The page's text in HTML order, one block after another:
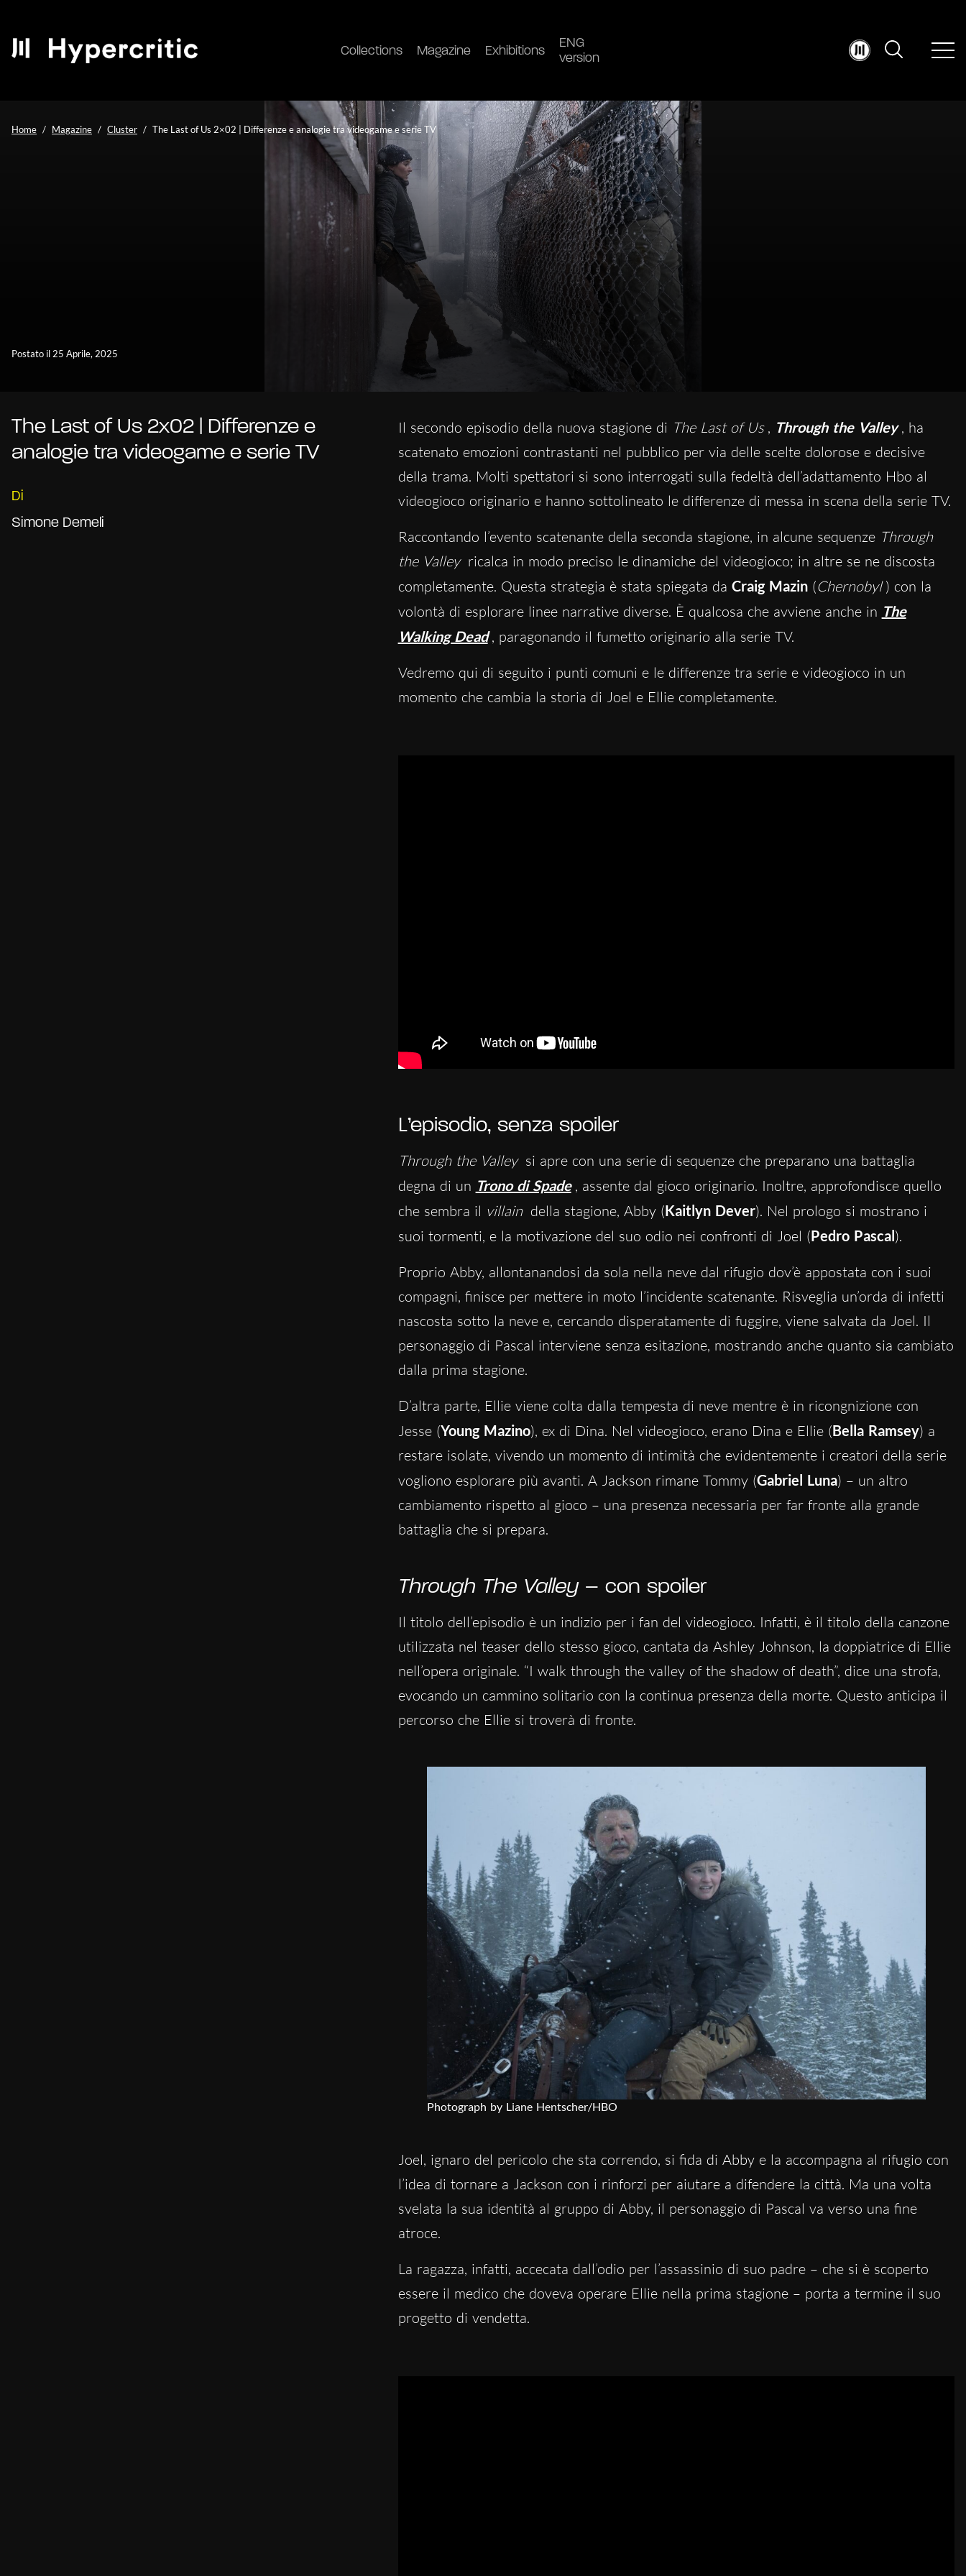
Collections Magazine Exhibitions
ENG
version
Home Magazine Cluster The Last of Us 2×02 | Differenze e analogie tra videogame e serie TV
Postato il 25 Aprile, 2025
The Last of Us 2x02 | Differenze e
analogie tra videogame e serie TV
Di
Simone Demeli
Il secondo episodio della nuova stagione di The Last of Us , Through the Valley , ha
scatenato emozioni contrastanti nel pubblico per via delle scelte dolorose e decisive
della trama. Molti spettatori si sono interrogati sulla fedeltà dell’adattamento Hbo al
videogioco originario e hanno sottolineato le differenze di messa in scena della serie TV.
Raccontando l’evento scatenante della seconda stagione, in alcune sequenze Through
the Valley ricalca in modo preciso le dinamiche del videogioco; in altre se ne discosta
completamente. Questa strategia è stata spiegata da Craig Mazin (Chernobyl ) con la
volontà di esplorare linee narrative diverse. È qualcosa che avviene anche in The
Walking Dead , paragonando il fumetto originario alla serie TV.
Vedremo qui di seguito i punti comuni e le differenze tra serie e videogioco in un
momento che cambia la storia di Joel e Ellie completamente.
L’episodio, senza spoiler
Through the Valley si apre con una serie di sequenze che preparano una battaglia
degna di un Trono di Spade , assente dal gioco originario. Inoltre, approfondisce quello
che sembra il villain della stagione, Abby (Kaitlyn Dever). Nel prologo si mostrano i
suoi tormenti, e la motivazione del suo odio nei confronti di Joel (Pedro Pascal).
Proprio Abby, allontanandosi da sola nella neve dal rifugio dov’è appostata con i suoi
compagni, finisce per mettere in moto l’incidente scatenante. Risveglia un’orda di infetti
nascosta sotto la neve e, cercando disperatamente di fuggire, viene salvata da Joel. Il
personaggio di Pascal interviene senza esitazione, mostrando anche quanto sia cambiato
dalla prima stagione.
D’altra parte, Ellie viene colta dalla tempesta di neve mentre è in ricongnizione con
Jesse (Young Mazino), ex di Dina. Nel videogioco, erano Dina e Ellie (Bella Ramsey) a
restare isolate, vivendo un momento di intimità che evidentemente i creatori della serie
vogliono esplorare più avanti. A Jackson rimane Tommy (Gabriel Luna) – un altro
cambiamento rispetto al gioco – una presenza necessaria per far fronte alla grande
battaglia che si prepara.
Through The Valley– con spoiler
Il titolo dell’episodio è un indizio per i fan del videogioco. Infatti, è il titolo della canzone
utilizzata nel teaser dello stesso gioco, cantata da Ashley Johnson, la doppiatrice di Ellie
nell’opera originale. “I walk through the valley of the shadow of death”, dice una strofa,
evocando un cammino solitario con la continua presenza della morte. Questo anticipa il
percorso che Ellie si troverà di fronte.
Photograph by Liane Hentscher/HBO
Joel, ignaro del pericolo che sta correndo, si fida di Abby e la accompagna al rifugio con
l’idea di tornare a Jackson con i rinforzi per aiutare a difendere la città. Ma una volta
svelata la sua identità al gruppo di Abby, il personaggio di Pascal va verso una fine
atroce.
La ragazza, infatti, accecata dall’odio per l’assassinio di suo padre – che si è scoperto
essere il medico che doveva operare Ellie nella prima stagione – porta a termine il suo
progetto di vendetta.